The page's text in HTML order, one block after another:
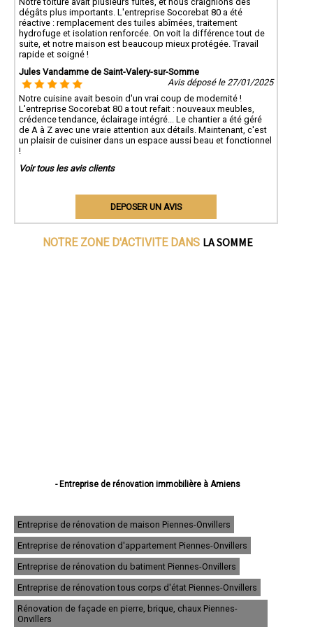
dégâts plus importants. L'entreprise Socorebat 80 a été
réactive : remplacement des tuiles abîmées, traitement
hydrofuge et isolation renforcée. On voit la différence tout de
suite, et notre maison est beaucoup mieux protégée. Travail
rapide et soigné !
Jules Vandamme de Saint-Valery-sur-Somme
Avis déposé le 27/01/2025
Notre cuisine avait besoin d'un vrai coup de modernité !
L'entreprise Socorebat 80 a tout refait : nouveaux meubles,
crédence tendance, éclairage intégré... Le chantier a été géré
de A à Z avec une vraie attention aux détails. Maintenant, c'est
un plaisir de cuisiner dans un espace aussi beau et fonctionnel
!
Voir tous les avis clients
DEPOSER UN AVIS
NOTRE ZONE D'ACTIVITE DANS LA SOMME
- Entreprise de rénovation immobilière à Amiens
- Entreprise de rénovation immobilière à Péronne
- Entreprise de rénovation immobilière à Doullens
- Entreprise de rénovation immobilière à Corbie
- Entreprise de rénovation immobilière à Roye
- Entreprise de rénovation immobilière à Montdidier
- Entreprise de rénovation immobilière à Longueau
- Entreprise de rénovation immobilière à Ham
- Entreprise de rénovation immobilière à Camon
- Entreprise de rénovation immobilière à Friville-Escarbotin
Entreprise de rénovation de maison Piennes-Onvillers
Entreprise de rénovation d'appartement Piennes-Onvillers
Entreprise de rénovation du batiment Piennes-Onvillers
Entreprise de rénovation tous corps d'état Piennes-Onvillers
Rénovation de façade en pierre, brique, chaux Piennes-
Onvillers